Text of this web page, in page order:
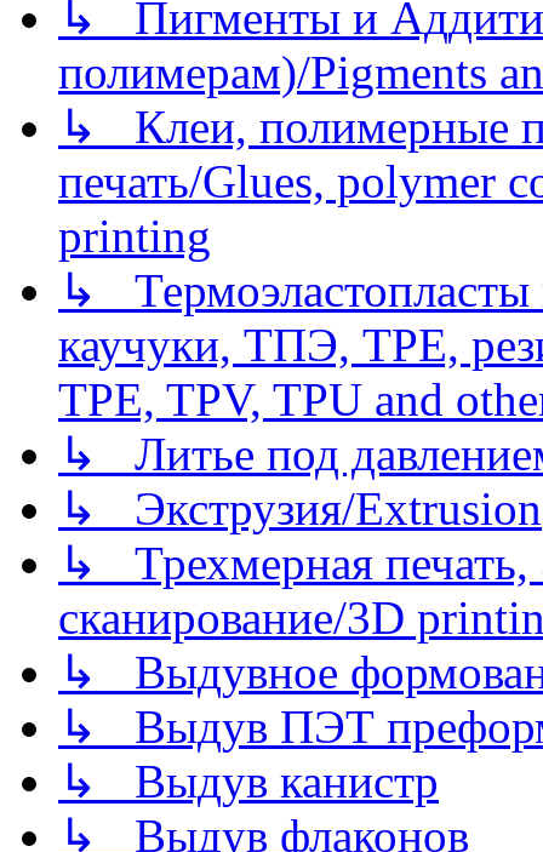
↳ Пигменты и
полимерам)/Pigments
↳ Клеи, полимерные
печать/Glues, polymer
printing
↳
каучуки, ТПЭ, TPE,
TPE, TPV, TPU and
↳ Литье под
↳ Экструзия/Extrusion
↳ Трехмерная
сканирование/3D
↳ Выдувное
↳ Выдув ПЭТ
↳ Выдув канистр
↳ Выдув флаконов